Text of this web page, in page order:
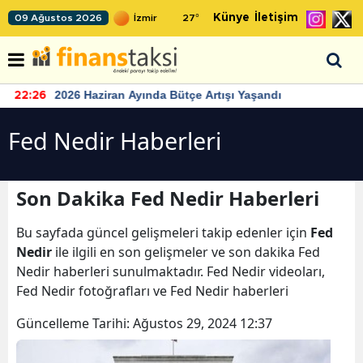
09 Ağustos 2026 27° Künye İletişim
22:26 2026 Haziran Ayında Bütçe Artışı Yaşandı
Fed Nedir Haberleri
Son Dakika Fed Nedir Haberleri
Bu sayfada güncel gelişmeleri takip edenler için Fed
Nedir ile ilgili en son gelişmeler ve son dakika Fed
Nedir haberleri sunulmaktadır. Fed Nedir videoları,
Fed Nedir fotoğrafları ve Fed Nedir haberleri
Güncelleme Tarihi: Ağustos 29, 2024 12:37